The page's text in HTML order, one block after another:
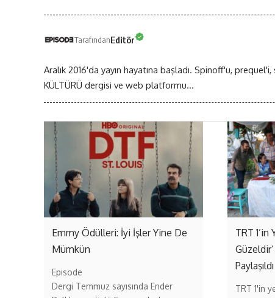
TarafındanEditör
Aralık 2016'da yayın hayatına başladı. Spinoff'u,
KÜLTÜRÜ dergisi ve web platformu...
Emmy Ödülleri: İyi İşler Yine De
Mümkün
Episode
Dergi Temmuz sayısında Ender
TRT
Paylaşıldı
TRT 1'in